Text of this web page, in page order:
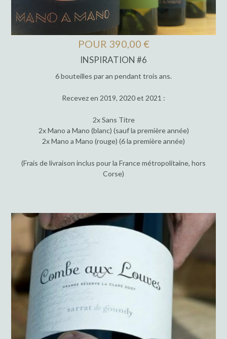
POUR 390,00 €
INSPIRATION #6
6 bouteilles par an pendant trois ans.
Recevez en 2019, 2020 et 2021 :
2x Sans Titre
2x Mano a Mano (blanc) (sauf la première année)
2x Mano a Mano (rouge) (6 la première année)
(Frais de livraison inclus pour la France métropolitaine, hors
Corse)